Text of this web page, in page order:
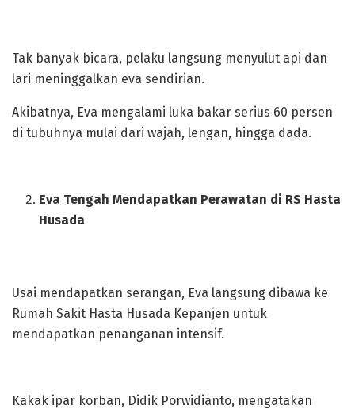
Tak banyak bicara, pelaku langsung menyulut api dan
lari meninggalkan eva sendirian.
Akibatnya, Eva mengalami luka bakar serius 60 persen
di tubuhnya mulai dari wajah, lengan, hingga dada.
Eva Tengah Mendapatkan Perawatan di RS Hasta
Husada
Usai mendapatkan serangan, Eva langsung dibawa ke
Rumah Sakit Hasta Husada Kepanjen untuk
mendapatkan penanganan intensif.
Kakak ipar korban, Didik Porwidianto, mengatakan